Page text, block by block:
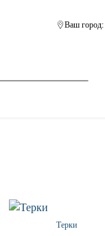
Ваш город:
Терки